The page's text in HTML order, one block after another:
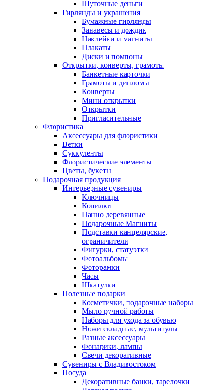
Шуточные деньги
Гирлянды и украшения
Бумажные гирлянды
Занавесы и дождик
Наклейки и магниты
Плакаты
Диски и помпоны
Открытки, конверты, грамоты
Банкетные карточки
Грамоты и дипломы
Конверты
Мини открытки
Открытки
Пригласительные
Флористика
Аксессуары для флористики
Ветки
Суккуленты
Флористические элементы
Цветы, букеты
Подарочная продукция
Интерьерные сувениры
Ключницы
Копилки
Панно деревянные
Подарочные Магниты
Подставки канцелярские,
ограничители
Фигурки, статуэтки
Фотоальбомы
Фоторамки
Часы
Шкатулки
Полезные подарки
Косметички, подарочные наборы
Мыло ручной работы
Наборы для ухода за обувью
Ножи складные, мультитулы
Разные аксессуары
Фонарики, лампы
Свечи декоративные
Сувениры с Владивостоком
Посуда
Декоративные банки, тарелочки